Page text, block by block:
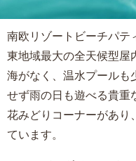
南欧リゾートビーチパテ
東地域最大の全天候型屋
海がなく、温水プールも
せず雨の日も遊べる貴重
花みどりコーナーがあり
ています。